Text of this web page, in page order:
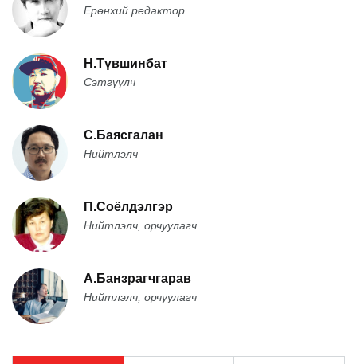
Ерөнхий редактор
Н.Түвшинбат
Сэтгүүлч
С.Баясгалан
Нийтлэлч
П.Соёлдэлгэр
Нийтлэлч, орчуулагч
А.Банзрагчгарав
Нийтлэлч, орчуулагч